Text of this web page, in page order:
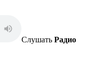
Слушать Радио